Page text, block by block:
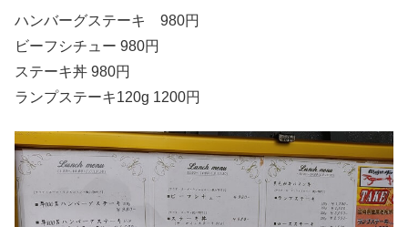
ハンバーグステーキ 980円
ビーフシチュー 980円
ステーキ丼 980円
ランプステーキ120g 1200円